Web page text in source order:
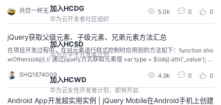
加入HCDG
华为云开发者社区组织
加入HCSD
华为云学生开发者计划
加入HCWD
华为云女性开发者计划，即将开启
cript框架）。jQuery设计的宗旨 是“write Less，Do More”，即倡导写更少的
代码，做更多的事情。它封装JavaScript常用的功能代码，提供一种简便的Jav
aScript设...
共饮一杯无 5.0k 0 0
jQuery获取父级元素、子级元素、兄弟元素方法汇总
在项目开发过程中，在对元素进行样式控制时应用到的方法如下：function sho
wOthers(obj){ // 通过jquery方式获取元素值 var type = $(obj).attr('_value'); if
dre...SHQ1874009 4.9k 0 0
Android App开发超实用实例 | jQuery Mobile在Android手机上创建